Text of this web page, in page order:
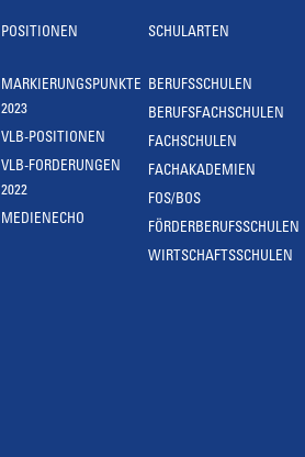
POSITIONEN
MARKIERUNGSPUNKTE
2023
VLB-POSITIONEN
VLB-FORDERUNGEN
2022
MEDIENECHO
SCHULARTEN
BERUFSSCHULEN
BERUFSFACHSCHULEN
FACHSCHULEN
FACHAKADEMIEN
FOS/BOS
FÖRDERBERUFSSCHULEN
WIRTSCHAFTSSCHULEN